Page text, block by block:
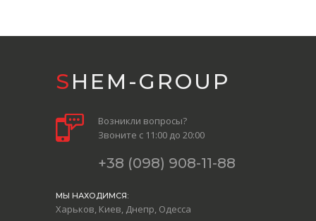
SHEM-GROUP
Возникли вопросы?
Звоните с 11:00 до 20:00
+38 (098) 908-11-88
МЫ НАХОДИМСЯ:
Харьков, Киев, Днепр, Одесса